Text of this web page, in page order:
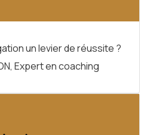
un levier de réussite ?
Expert en coaching